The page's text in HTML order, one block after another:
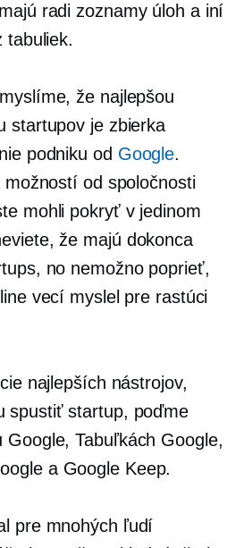
radi zoznamy úloh a iní
tabuliek.
že najlepšou
startupov je zbierka
podniku od Google.
od spoločnosti
mohli pokryť v jedinom
že majú dokonca
no nemožno poprieť,
vecí myslel pre rastúci
najlepších nástrojov,
spustiť startup, poďme
Tabuľkách Google,
a Google Keep.
pre mnohých ľudí